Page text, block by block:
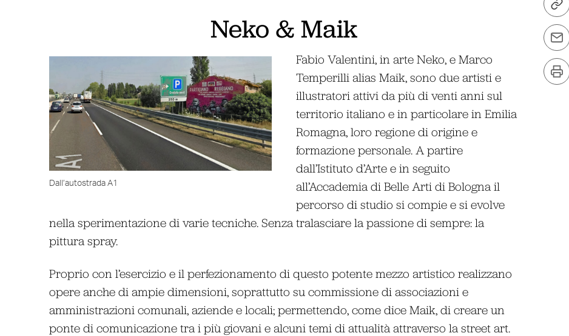
Neko & Maik
Dall’autostrada A1
Fabio Valentini, in arte Neko, e Marco
Temperilli alias Maik, sono due artisti e
illustratori attivi da più di venti anni sul
territorio italiano e in particolare in Emilia
Romagna, loro regione di origine e
formazione personale. A partire
dall’Istituto d’Arte e in seguito
all’Accademia di Belle Arti di Bologna il
percorso di studio si compie e si evolve
nella sperimentazione di varie tecniche. Senza tralasciare la passione di sempre: la
pittura spray.
Proprio con l’esercizio e il perfezionamento di questo potente mezzo artistico realizzano
opere anche di ampie dimensioni, soprattutto su commissione di associazioni e
amministrazioni comunali, aziende e locali; permettendo, come dice Maik, di creare un
ponte di comunicazione tra i più giovani e alcuni temi di attualità attraverso la street art.